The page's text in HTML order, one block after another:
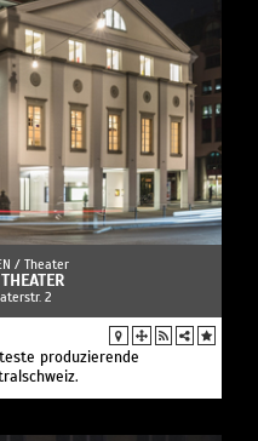
/ Theater
2
produzierende